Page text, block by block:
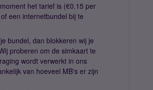
het tarief is (€0.15 per
een internetbundel bij te
bundel, dan blokkeren wij je
proberen om de simkaart te
wordt verwerkt in ons
van hoeveel MB's er zijn